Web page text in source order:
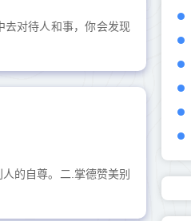
去对待人和事，你会发现
的自尊。二.掌德赞美别